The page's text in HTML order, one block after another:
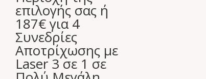
επιλογής σας ή
187€ για 4
Συνεδρίες
Αποτρίχωσης με
Laser 3 σε 1 σε